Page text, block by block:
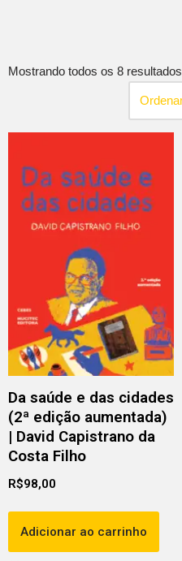
Mostrando todos os 8 resultados
Da saúde e das cidades
(2ª edição aumentada)
| David Capistrano da
Costa Filho
R$98,00
Adicionar ao carrinho